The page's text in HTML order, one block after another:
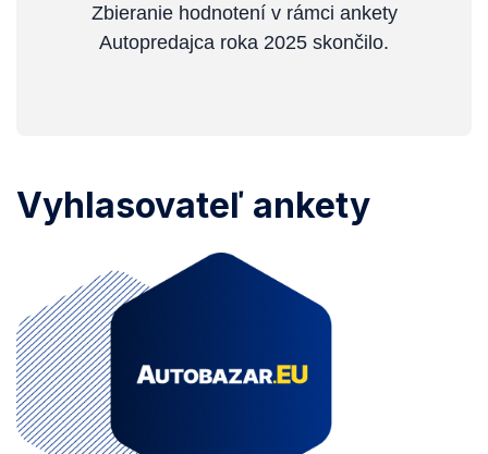
Zbieranie hodnotení v rámci ankety
Autopredajca roka 2025 skončilo.
Vyhlasovateľ ankety